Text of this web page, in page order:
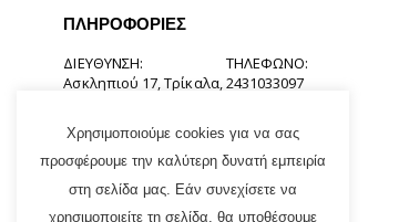
ΠΛΗΡΟΦΟΡΊΕΣ
ΔΙΕΎΘΥΝΣΗ:
Ασκληπιού 17, Τρίκαλα,
ΤΗΛΈΦΩΝΟ:
2431033097
EMAIL:
info@tsirogiannishome.gr
Χρησιμοποιούμε cookies για να σας
προσφέρουμε την καλύτερη δυνατή εμπειρία
στη σελίδα μας. Εάν συνεχίσετε να
χρησιμοποιείτε τη σελίδα, θα υποθέσουμε